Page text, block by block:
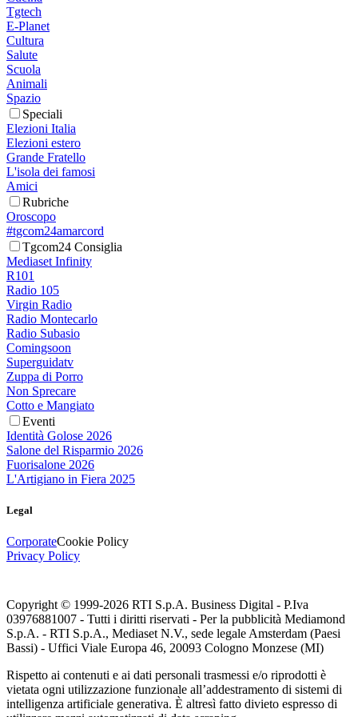
Tgtech
E-Planet
Cultura
Salute
Scuola
Animali
Spazio
Speciali
Elezioni Italia
Elezioni estero
Grande Fratello
L'isola dei famosi
Amici
Rubriche
Oroscopo
#tgcom24amarcord
Tgcom24 Consiglia
Mediaset Infinity
R101
Radio 105
Virgin Radio
Radio Montecarlo
Radio Subasio
Comingsoon
Superguidatv
Zuppa di Porro
Non Sprecare
Cotto e Mangiato
Eventi
Identità Golose 2026
Salone del Risparmio 2026
Fuorisalone 2026
L'Artigiano in Fiera 2025
Legal
CorporateCookie Policy
Privacy Policy
Copyright © 1999-2026 RTI S.p.A. Business Digital - P.Iva
03976881007 - Tutti i diritti riservati - Per la pubblicità Mediamond
S.p.A. - RTI S.p.A., Mediaset N.V., sede legale Amsterdam (Paesi
Bassi) - Uffici Viale Europa 46, 20093 Cologno Monzese (MI)
Rispetto ai contenuti e ai dati personali trasmessi e/o riprodotti è
vietata ogni utilizzazione funzionale all’addestramento di sistemi di
intelligenza artificiale generativa. È altresì fatto divieto espresso di